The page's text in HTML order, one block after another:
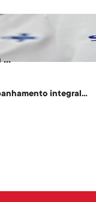
...
integral...